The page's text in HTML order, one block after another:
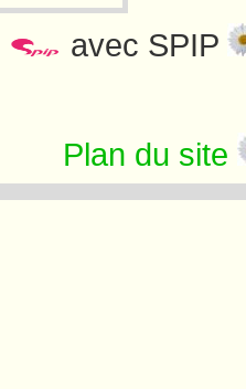
avec SPIP
Plan du site